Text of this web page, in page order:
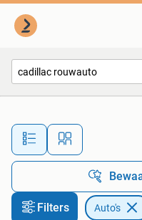
Alle
Filters Auto's